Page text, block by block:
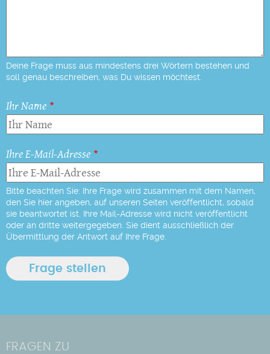
Deine Frage muss aus mindestens drei Wörtern bestehen und
soll genau beschreiben, was Du wissen möchtest.
Ihr Name
Ihre E-Mail-Adresse
Bitte beachten Sie: Ihre Frage wird zusammen mit dem Namen,
den Sie hier angeben, auf unseren Seiten veröffentlicht, sobald
sie beantwortet ist. Ihre Mail-Adresse wird nicht veröffentlicht
oder an dritte weitergegeben. Sie dient ausschließlich der
Übermittlung der Antwort auf Ihre Frage.
FRAGEN ZU